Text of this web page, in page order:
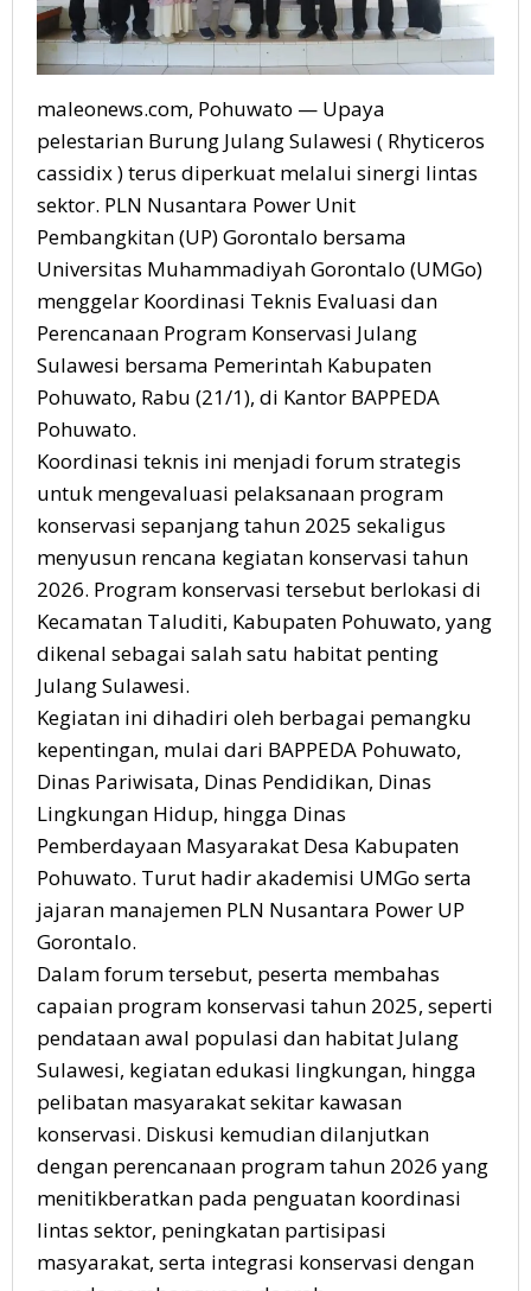
maleonews.com, Pohuwato — Upaya
pelestarian Burung Julang Sulawesi ( Rhyticeros
cassidix ) terus diperkuat melalui sinergi lintas
sektor. PLN Nusantara Power Unit
Pembangkitan (UP) Gorontalo bersama
Universitas Muhammadiyah Gorontalo (UMGo)
menggelar Koordinasi Teknis Evaluasi dan
Perencanaan Program Konservasi Julang
Sulawesi bersama Pemerintah Kabupaten
Pohuwato, Rabu (21/1), di Kantor BAPPEDA
Pohuwato.
Koordinasi teknis ini menjadi forum strategis
untuk mengevaluasi pelaksanaan program
konservasi sepanjang tahun 2025 sekaligus
menyusun rencana kegiatan konservasi tahun
2026. Program konservasi tersebut berlokasi di
Kecamatan Taluditi, Kabupaten Pohuwato, yang
dikenal sebagai salah satu habitat penting
Julang Sulawesi.
Kegiatan ini dihadiri oleh berbagai pemangku
kepentingan, mulai dari BAPPEDA Pohuwato,
Dinas Pariwisata, Dinas Pendidikan, Dinas
Lingkungan Hidup, hingga Dinas
Pemberdayaan Masyarakat Desa Kabupaten
Pohuwato. Turut hadir akademisi UMGo serta
jajaran manajemen PLN Nusantara Power UP
Gorontalo.
Dalam forum tersebut, peserta membahas
capaian program konservasi tahun 2025, seperti
pendataan awal populasi dan habitat Julang
Sulawesi, kegiatan edukasi lingkungan, hingga
pelibatan masyarakat sekitar kawasan
konservasi. Diskusi kemudian dilanjutkan
dengan perencanaan program tahun 2026 yang
menitikberatkan pada penguatan koordinasi
lintas sektor, peningkatan partisipasi
masyarakat, serta integrasi konservasi dengan